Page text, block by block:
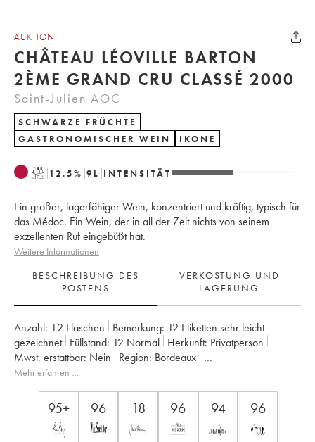
AUKTION
CHÂTEAU LÉOVILLE BARTON
2ÈME GRAND CRU CLASSÉ 2000
Saint-Julien AOC
SCHWARZE FRÜCHTE
GASTRONOMISCHER WEIN
IKONE
T 12.5% 9 L INTENSITÄT
Ein großer, lagerfähiger Wein, konzentriert und kräftig, typisch für
das Médoc. Ein Wein, der in all der Zeit nichts von seinem
exzellenten Ruf eingebüßt hat.
Weitere Informationen
BESCHREIBUNG DES
POSTENS
VERKOSTUNG UND
LAGERUNG
Anzahl: 12 Flaschen Bemerkung: 12 Etiketten sehr leicht
gezeichnet Füllstand: 12 Normal Herkunft:
privatperson
Mwst. erstattbar:
nein Region:
Bordeaux
Appellation: Saint-Julien
Mehr erfahren …
95+ 96 18 96 94 96